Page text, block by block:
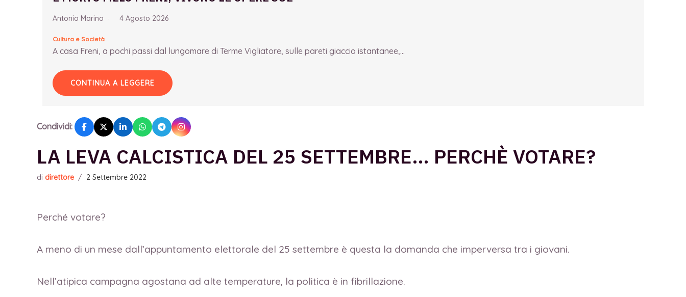
Antonio Marino 4 Agosto 2026
Cultura e Società
A casa Freni, a pochi passi dal lungomare di Terme Vigliatore, sulle pareti giaccio istantanee,...
CONTINUA A LEGGERE
Condividi:
LA LEVA CALCISTICA DEL 25 SETTEMBRE… PERCHÈ VOTARE?
di direttore / 2 Settembre 2022
Perché votare?
A meno di un mese dall’appuntamento elettorale del 25 settembre è questa la domanda che imperversa tra i giovani.
Nell’atipica campagna agostana ad alte temperature, la politica è in fibrillazione.